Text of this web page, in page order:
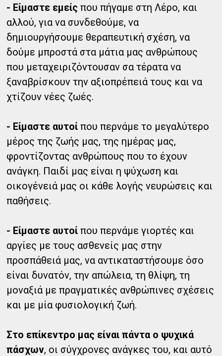
- Είμαστε εμείς που πήγαμε στη Λέρο, και
αλλού, για να συνδεθούμε, να
δημιουργήσουμε θεραπευτική σχέση, να
δούμε μπροστά στα μάτια μας ανθρώπους
που μεταχειριζόντουσαν σα τέρατα να
ξαναβρίσκουν την αξιοπρέπειά τους και να
χτίζουν νέες ζωές.
- Είμαστε αυτοί που περνάμε το μεγαλύτερο
μέρος της ζωής μας, της ημέρας μας,
φροντίζοντας ανθρώπους που το έχουν
ανάγκη. Παιδί μας είναι η ψύχωση και
οικογένειά μας οι κάθε λογής νευρώσεις και
παθήσεις.
- Είμαστε αυτοί που περνάμε γιορτές και
αργίες με τους ασθενείς μας στην
προσπάθειά μας, να αντικαταστήσουμε όσο
είναι δυνατόν, την απώλεια, τη θλίψη, τη
μοναξιά με πραγματικές ανθρώπινες σχέσεις
και με μία φυσιολογική ζωή.
Στο επίκεντρο μας είναι πάντα ο ψυχικά
πάσχων, οι σύγχρονες ανάγκες του, και αυτό